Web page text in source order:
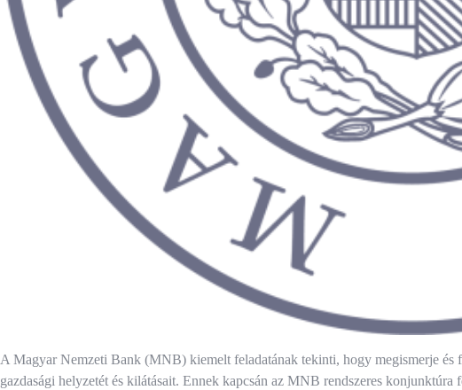
A Magyar Nemzeti Bank (MNB) kiemelt feladatának tekinti, hogy megismerje és
gazdasági helyzetét és kilátásait. Ennek kapcsán az MNB rendszeres